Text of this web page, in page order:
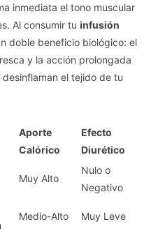
inmediata el tono muscular
Al consumir tu infusión
doble beneficio biológico: el
y la acción prolongada
el tejido de tu
Aporte
Calórico
Efecto
Diurético
Muy Alto
Nulo o
Negativo
Medio-Alto Muy Leve